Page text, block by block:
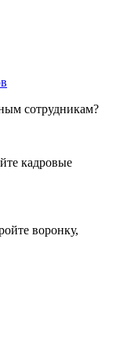
сотрудникам?
кадровые
воронку,